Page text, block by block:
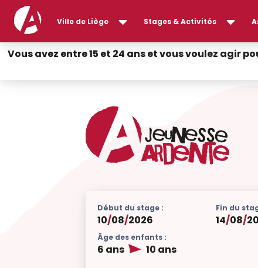
Ville de Liège Stages & Activités
Vous avez entre 15 et 24 ans et vous voulez agir
Début du stage :
10/08/2026
Fin du
14/08/
Âge des enfants :
6 ans 10 ans